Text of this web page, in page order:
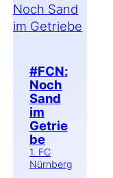
#FCN:
Noch
Sand
im
Getrie
be
1. FC
Nürnberg